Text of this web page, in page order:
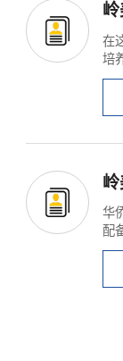
在
培
课
华
配
读